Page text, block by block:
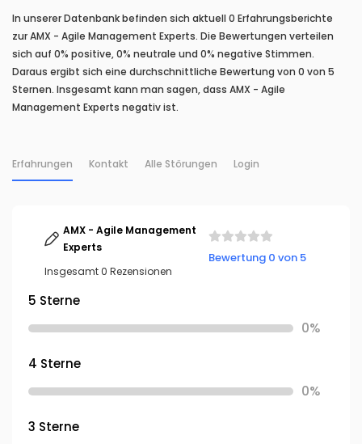
In unserer Datenbank befinden sich aktuell 0 Erfahrungsberichte
zur AMX - Agile Management Experts. Die Bewertungen verteilen
sich auf 0% positive, 0% neutrale und 0% negative Stimmen.
Daraus ergibt sich eine durchschnittliche Bewertung von 0 von 5
Sternen. Insgesamt kann man sagen, dass AMX - Agile
Management Experts negativ ist.
Erfahrungen Kontakt Alle Störungen Login
AMX - Agile Management
Experts
Insgesamt 0 Rezensionen
Bewertung 0 von 5
5 Sterne
0%
4 Sterne
0%
3 Sterne